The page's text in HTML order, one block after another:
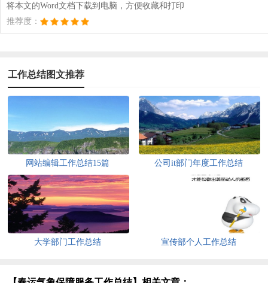
将本文的Word文档下载到电脑，方便收藏和打印
推荐度：
工作总结图文推荐
网站编辑工作总结15篇 公司it部门年度工作总结
大学部门工作总结 宣传部个人工作总结